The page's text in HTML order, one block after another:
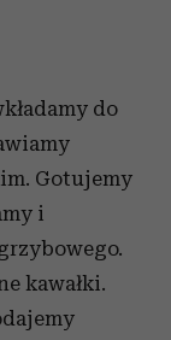
do
Gotujemy
i
kawałki.